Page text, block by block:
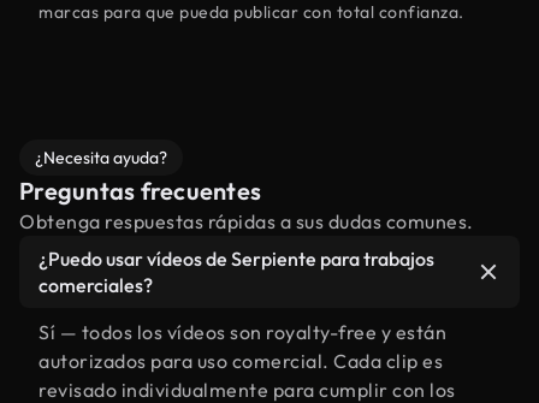
marcas para que pueda publicar con total confianza.
¿Necesita ayuda?
Preguntas frecuentes
Obtenga respuestas rápidas a sus dudas comunes.
¿Puedo usar vídeos de Serpiente para trabajos
comerciales?
Sí — todos los vídeos son royalty-free y están
autorizados para uso comercial. Cada clip es
revisado individualmente para cumplir con los